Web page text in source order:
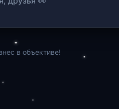
в объективе!